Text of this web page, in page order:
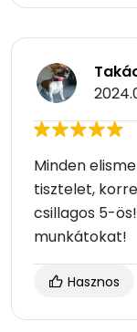
Minden
tisztelet,
csillagos 5-
munkátokat!
Hasznos